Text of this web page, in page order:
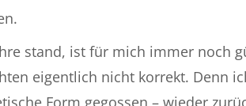
stand, ist für mich immer noch
eigentlich nicht korrekt. Denn
Form gegossen – wieder